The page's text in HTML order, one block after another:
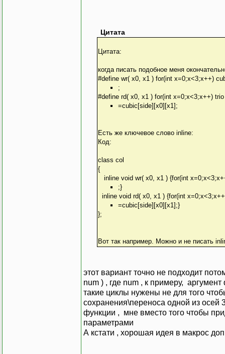
Цитата
Цитата:
когда писать подобное меня
#define wr( x0, x1 ) for(int x=0;x<3;x++)
;
#define rd( x0, x1 ) for(int x=0;x<3;x++) trio
=cubic[side][x0][x1];
Есть же ключевое слово inline:
Код:
class col
{
inline void wr( x0, x1 ) {for(int
;}
inline void rd( x0, x1 ) {for(int
=cubic[side][x0][x1];}
};
Вот так например. Можно и не писать
этот вариант точно не подходит
num ) , где num , к примеру,
такие циклы нужены не для того
сохранения\переноса одной из
функции , мне вместо того чтобы
параметрами
А кстати , хорошая идея в макрос